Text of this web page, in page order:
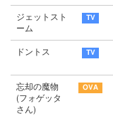
ジェットスト
ーム
ドントス
忘却の魔物
(フォゲッタ
さん)